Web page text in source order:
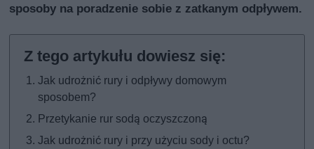
sposoby na poradzenie sobie z zatkanym odpływem.
Jak udrożnić rury i odpływy domowym
sposobem?
Przetykanie rur sodą oczyszczoną
Jak udrożnić rury i przy użyciu sody i octu?